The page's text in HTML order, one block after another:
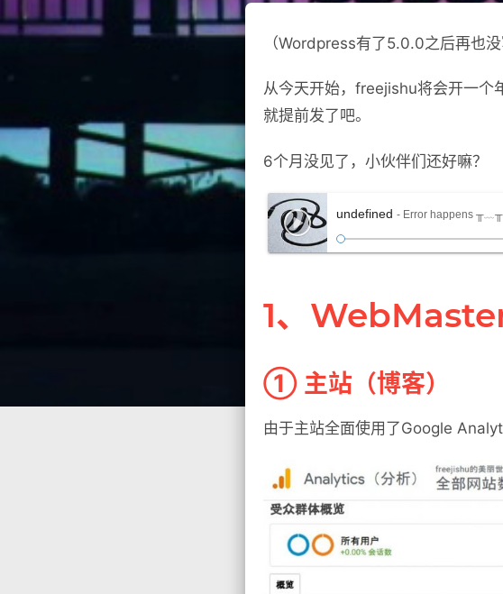
（Wordpress有了5.0.0之后再也
从今天开始，freejishu将会开一个
就提前发了吧。
6个月没见了，小伙伴们还好嘛？
undefined - Error happens ╥﹏╥
1、
① 主站（博客）
由于主站全面使用了Google